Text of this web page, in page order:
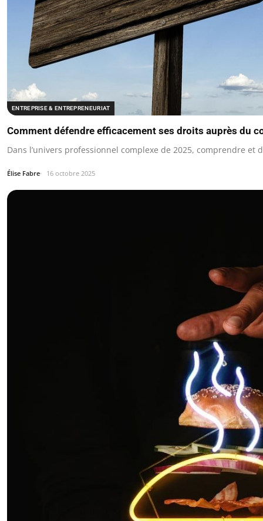
ENTREPRISE & ENTREPRENEURIAT
Comment défendre efficacement ses droits auprès du
Dans l’univers professionnel complexe de 2025, comprendre
Élise Fabre 16 octobre 2025